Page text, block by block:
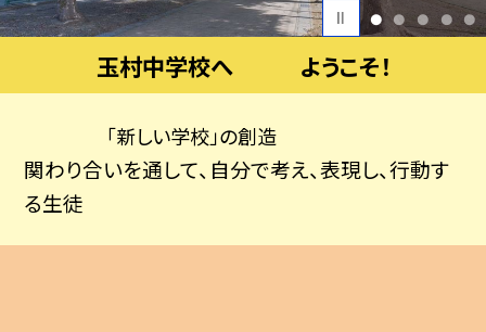
1 2 3 4 5
玉村中学校へ ようこそ！
「新しい学校」の創造
関わり合いを通して、自分で考え、表現し、行動す
る生徒